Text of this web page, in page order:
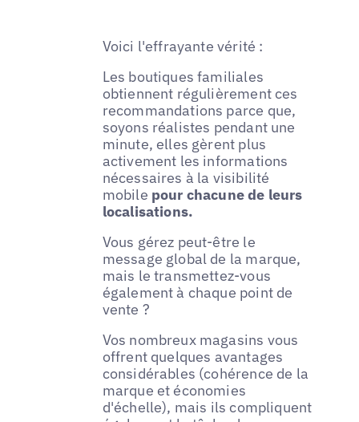
Voici l'effrayante vérité :
Les boutiques familiales
obtiennent régulièrement ces
recommandations parce que,
soyons réalistes pendant une
minute, elles gèrent plus
activement les informations
nécessaires à la visibilité
mobile pour chacune de leurs
localisations.
Vous gérez peut-être le
message global de la marque,
mais le transmettez-vous
également à chaque point de
vente ?
Vos nombreux magasins vous
offrent quelques avantages
considérables (cohérence de la
marque et économies
d'échelle), mais ils compliquent